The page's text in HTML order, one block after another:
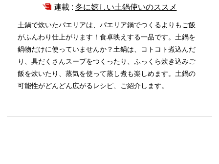
連載 : 冬に嬉しい土鍋使いのススメ
土鍋で炊いたパエリアは、パエリア鍋でつくるよりもご飯
がふんわり仕上がります！食卓映えする一品です。土鍋を
鍋物だけに使っていませんか？土鍋は、コトコト煮込んだ
り、具だくさんスープをつくったり、ふっくら炊き込みご
飯を炊いたり、蒸気を使って蒸し煮も楽しめます。土鍋の
可能性がどんどん広がるレシピ、ご紹介します。